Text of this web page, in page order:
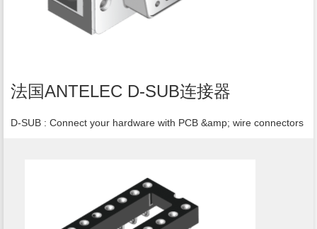
法国ANTELEC D-SUB连接器
D-SUB : Connect your hardware with PCB &amp; wire connectors